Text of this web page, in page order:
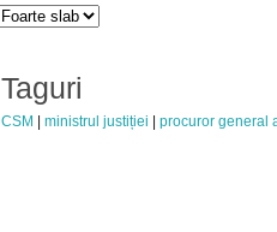
Taguri
CSM ministrul justiției procuror general